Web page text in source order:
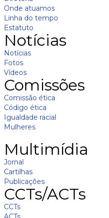
Onde atuamos
Linha do tempo
Estatuto
Notícias
Notícias
Fotos
Vídeos
Comissões
Comissão ética
Código ética
Igualdade racial
Mulheres
Multimídia
Jornal
Cartilhas
Publicações
CCTs/ACTs
CCTs